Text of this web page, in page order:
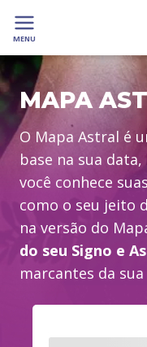
MENU
MAPA
O Mapa Astral é
base na sua
você conhece
como o seu jeito
na versão do
do seu Signo e
marcantes da